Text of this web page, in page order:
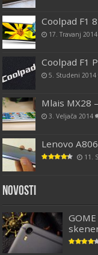
Coolpad F1
17. Travanj 2014
Coolpad F1
5. Studeni 2014
Mlais MX28
3. Veljača 2014
Lenovo
11.
Novosti